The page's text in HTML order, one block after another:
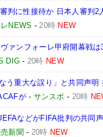
判に性接待か 日本人審判
レNEWS -20時 NEW
ァンフォーレ甲府開幕戦
DIG - 20時 NEW
う重大な誤り」と共同声
が- サンスポ - 20時
などがFIFA批判の共同
新聞 - 20時 NEW